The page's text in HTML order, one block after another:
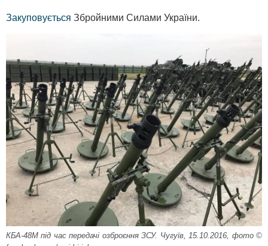
Закуповується Збройними Силами України.
КБА-48М під час передачі озброєння ЗСУ. Чугуїв, 15.10.2016, фото ©